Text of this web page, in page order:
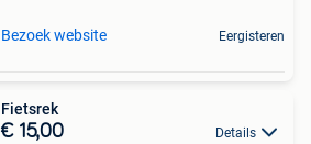
Bezoek website Eergisteren
Fietsrek
€ 15,00 Details